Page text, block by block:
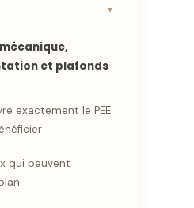
mécanique,
et plafonds
exactement le PEE
qui peuvent